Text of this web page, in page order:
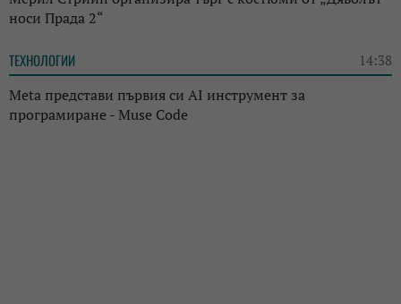
носи Прада 2“
ТЕХНОЛОГИИ 14:38
Meta представи първия си AI инструмент за
програмиране - Muse Code